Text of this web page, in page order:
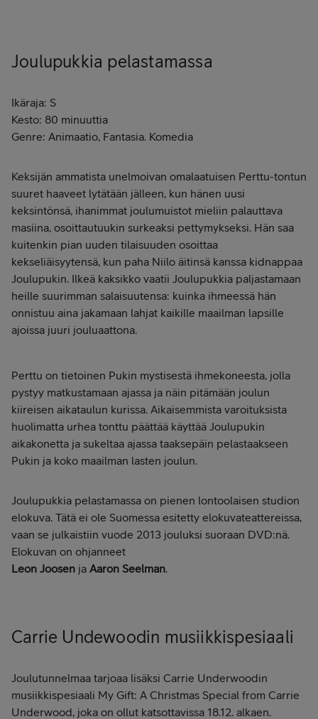
Joulupukkia pelastamassa
Ikäraja: S
Kesto: 80 minuuttia
Genre: Animaatio, Fantasia. Komedia
Keksijän ammatista unelmoivan omalaatuisen Perttu-tontun
suuret haaveet lytätään jälleen, kun hänen uusi
keksintönsä, ihanimmat joulumuistot mieliin palauttava
masiina, osoittautuukin surkeaksi pettymykseksi. Hän saa
kuitenkin pian uuden tilaisuuden osoittaa
kekseliäisyytensä, kun paha Niilo äitinsä kanssa kidnappaa
Joulupukin. Ilkeä kaksikko vaatii Joulupukkia paljastamaan
heille suurimman salaisuutensa: kuinka ihmeessä hän
onnistuu aina jakamaan lahjat kaikille maailman lapsille
ajoissa juuri jouluaattona.
Perttu on tietoinen Pukin mystisestä ihmekoneesta, jolla
pystyy matkustamaan ajassa ja näin pitämään joulun
kiireisen aikataulun kurissa. Aikaisemmista varoituksista
huolimatta urhea tonttu päättää käyttää Joulupukin
aikakonetta ja sukeltaa ajassa taaksepäin pelastaakseen
Pukin ja koko maailman lasten joulun.
Joulupukkia pelastamassa on pienen lontoolaisen studion
elokuva. Tätä ei ole Suomessa esitetty elokuvateattereissa,
vaan se julkaistiin vuode 2013 jouluksi suoraan DVD:nä.
Elokuvan on ohjanneet
Leon Joosen ja Aaron Seelman.
Carrie Undewoodin musiikkispesiaali
Joulutunnelmaa tarjoaa lisäksi Carrie Underwoodin
musiikkispesiaali My Gift: A Christmas Special from Carrie
Underwood, joka on ollut katsottavissa 18.12. alkaen.